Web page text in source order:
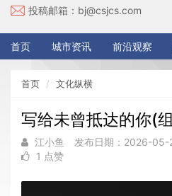
投稿邮箱： bj@csjcs.com
首页 城市资讯 前沿观察
首页 文化纵横
写给未曾抵达的你(
江小鱼 发布日期：2026-05-
1 点赞